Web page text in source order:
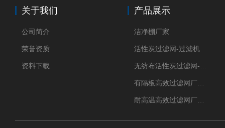
关于我们
公司简介
荣誉资质
资料下载
产品展示
洁净棚厂家
活性炭过滤网-过滤机